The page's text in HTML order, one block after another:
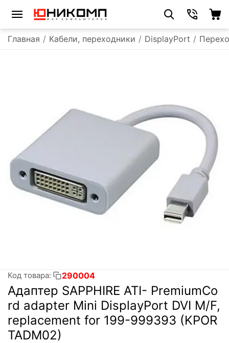
Главная / Кабели, переходники / DisplayPort /
Код товара: 290004
Адаптер SAPPHIRE ATI- PremiumCo
rd adapter Mini DisplayPort DVI M/F,
replacement for 199-999393 (KPOR
TADM02)